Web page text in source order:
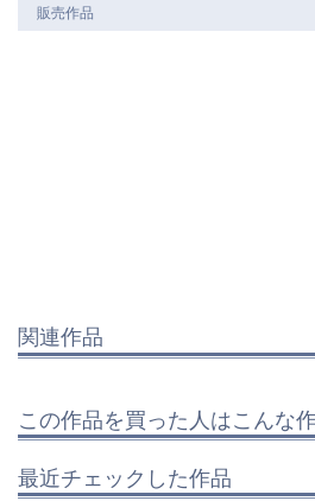
販売作品
関連作品
この作品を買った人はこんな
最近チェックした作品